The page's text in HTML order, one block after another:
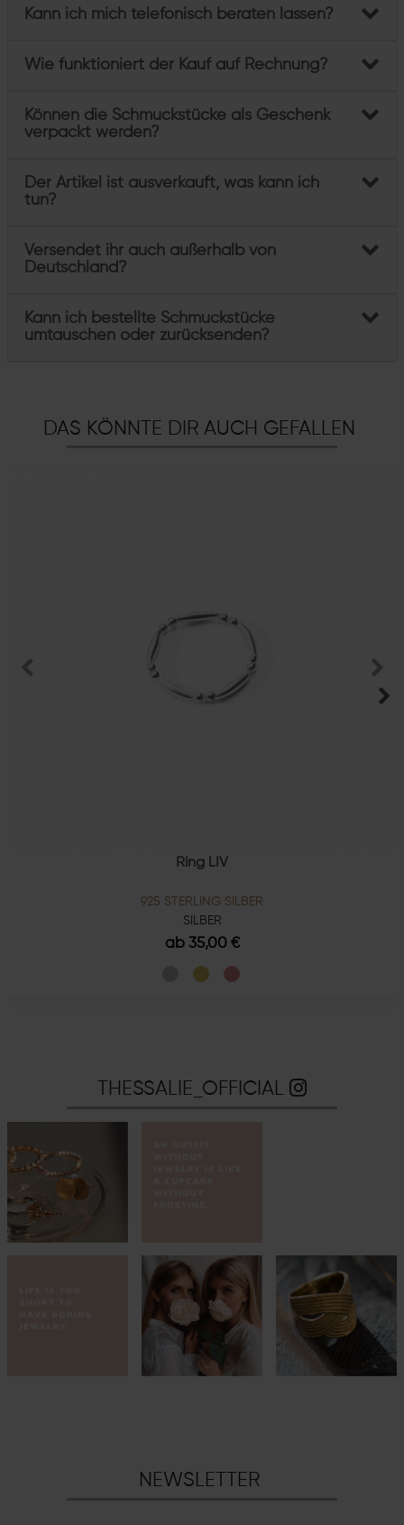
Kann ich mich telefonisch beraten lassen?
Wie funktioniert der Kauf auf Rechnung?
Können die Schmuckstücke als Geschenk
verpackt werden?
Der Artikel ist ausverkauft, was kann ich
tun?
Versendet ihr auch außerhalb von
Deutschland?
Kann ich bestellte Schmuckstücke
umtauschen oder zurücksenden?
DAS KÖNNTE DIR AUCH GEFALLEN
Ring LIV
925 STERLING SILBER
SILBER
ab 35,00 €
THESSALIE_OFFICIAL
NEWSLETTER